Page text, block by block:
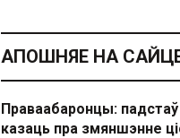
АПОШНЯЕ НА
Праваабаронцы: падстаў
казаць пра змяншэнне